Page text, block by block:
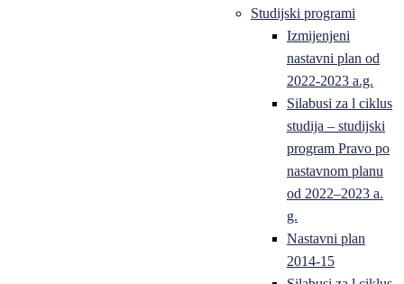
Studijski programi
Izmijenjeni
nastavni plan od
2022-2023 a.g.
Silabusi za l ciklus
studija – studijski
program Pravo po
nastavnom planu
od 2022–2023 a.
g.
Nastavni plan
2014-15